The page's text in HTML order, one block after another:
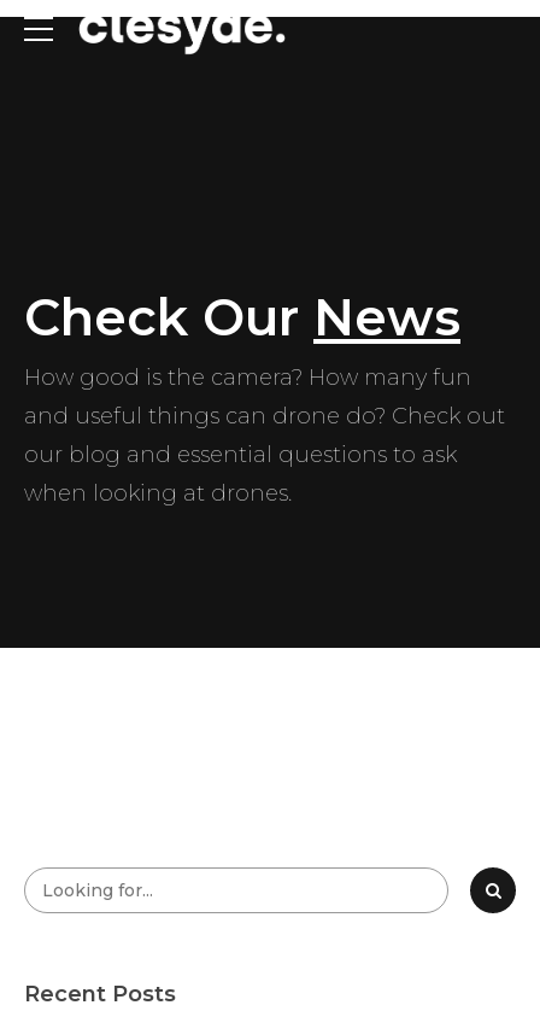
Check Our News
How good is the camera? How many fun
and useful things can drone do? Check out
our blog and essential questions to ask
when looking at drones.
Recent Posts